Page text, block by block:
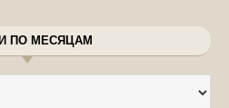
ПО МЕСЯЦАМ